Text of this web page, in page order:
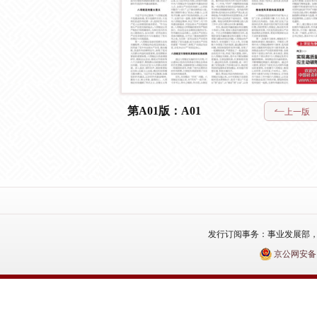
第A01版：A01 上一版
发行订阅事务：事业发展部
京公网安备